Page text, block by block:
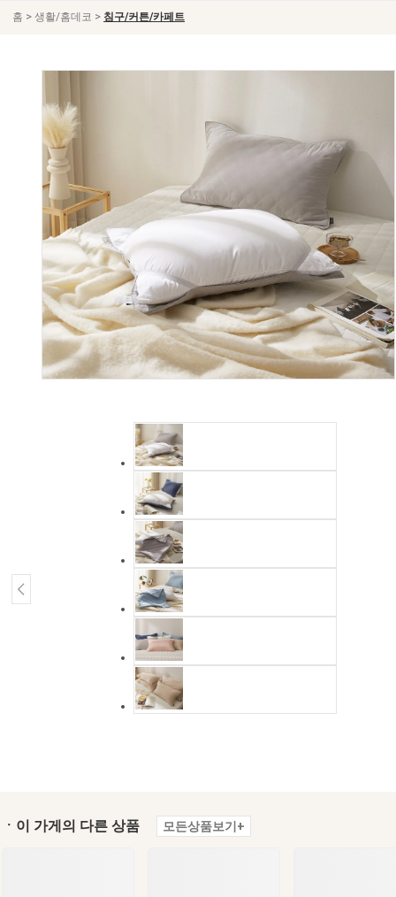
홈 > 생활/홈데코 > 침구/커튼/카페트
ㆍ이 가게의 다른 상품 모든상품보기+